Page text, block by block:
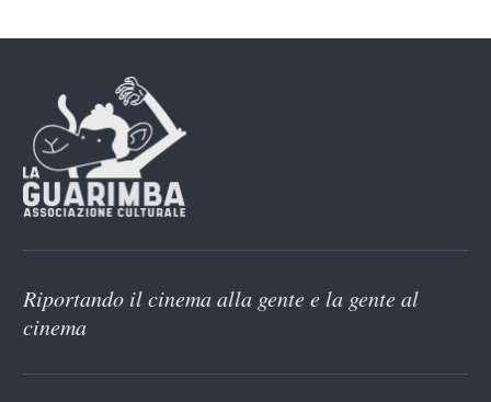
Riportando il cinema alla gente e la gente al
cinema